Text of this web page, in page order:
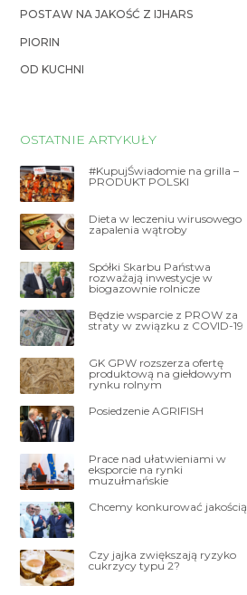
POSTAW NA JAKOŚĆ Z IJHARS
PIORIN
OD KUCHNI
OSTATNIE ARTYKUŁY
#KupujŚwiadomie na grilla –
PRODUKT POLSKI
Dieta w leczeniu wirusowego
zapalenia wątroby
Spółki Skarbu Państwa
rozważają inwestycje w
biogazownie rolnicze
Będzie wsparcie z PROW za
straty w związku z COVID-19
GK GPW rozszerza ofertę
produktową na giełdowym
rynku rolnym
Posiedzenie AGRIFISH
Prace nad ułatwieniami w
eksporcie na rynki
muzułmańskie
Chcemy konkurować jakością
Czy jajka zwiększają ryzyko
cukrzycy typu 2?